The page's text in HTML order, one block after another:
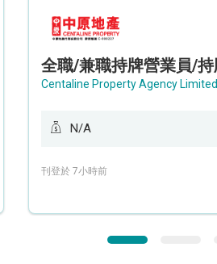
Centaline Property Agency Limited
N/A
刊登於 7小時前